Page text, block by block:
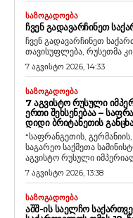
ᲡᲐᲖᲝᲒᲐᲓᲝᲔᲑᲐ
ᲩᲕᲔᲜ ᲒᲐᲓᲐᲕᲐᲠᲩᲘᲜᲔᲗ
ჩვენ გადავარჩინეთ
თავისუფლება, რუსეთმა
7 აგვისტო 2026, 14:33
ᲡᲐᲖᲝᲒᲐᲓᲝᲔᲑᲐ
7 ᲐᲒᲕᲘᲡᲢᲝ ᲠᲣᲡᲣᲚᲘ
ᲔᲠᲗᲘ ᲨᲔᲮᲡᲔᲜᲔᲑᲐᲐ –
ᲓᲘᲓᲘ ᲑᲠᲘᲢᲐᲜᲔᲗᲘᲡ
“საფრანგეთის,
საგარეო საქმეთა
აგვისტო რუსული
7 აგვისტო 2026, 13:38
ᲡᲐᲖᲝᲒᲐᲓᲝᲔᲑᲐ
ᲐᲨᲨ-ᲘᲡ ᲡᲐᲔᲚᲩᲝ